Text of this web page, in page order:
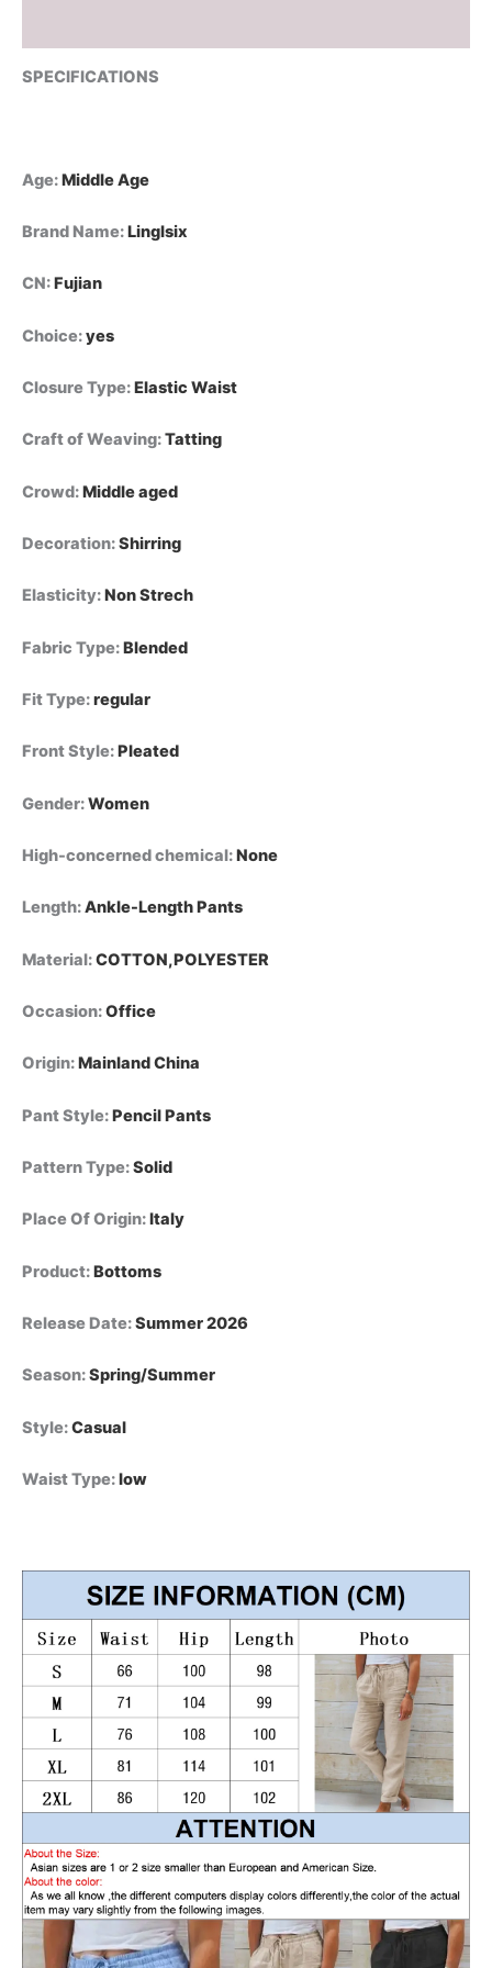
قلم
رصاص
من
نسائي
والكتان،
عالٍ،
مناسب
بتصميم
لون
موديل
فضفاض
قلم
quantity
SPECIFICATIONS
Age:Middle Age
Brand Name:Linglsix
CN:Fujian
Choice:yes
Closure Type:Elastic Waist
Craft of Weaving:Tatting
Crowd:Middle aged
Decoration:Shirring
Elasticity:Non Strech
Fabric Type:Blended
Fit Type:regular
Front Style: Pleated
Gender:Women
High-concerned chemical:None
Length:Ankle-Length Pants
Material:COTTON,POLYESTER
Occasion:Office
Origin: Mainland China
Pant Style:Pencil Pants
Pattern Type:Solid
Place Of Origin: Italy
Product:Bottoms
Release Date:Summer 2026
Season:Spring/Summer
Style:Casual
Waist Type:low